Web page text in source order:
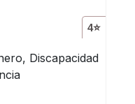
4⭐
Discapacidad